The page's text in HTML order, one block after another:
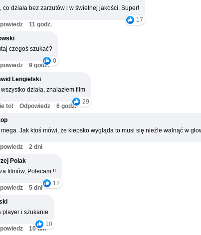
co działa bez zarzutów i w świetnej jakości. Super!
17
11 godz.
czegoś szukać?
0
9 godz.
Lengielski
działa, znalazłem film
29
to! Odpowiedz
6 godz.
Jak ktoś mówi, że kiepsko wygląda to musi się nieźle walnąć w
2 dni
Polak
filmów, Polecam !!
12
5 dni
player i szukanie
10
10 dni